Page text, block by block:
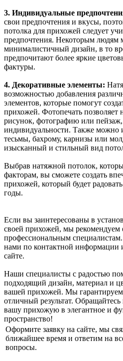
3. Индивидуальные
свои предпочтения и вкусы,
потолка для прихожей следует
предпочтения. Некоторым людям
минималистичный дизайн, в то
предпочитают более яркие
фактуры.
4. Декоративные элементы:
возможностью добавления
элементов, которые помогут
прихожей. Фотопечать позволяет
рисунок, фотографию или пейзаж,
индивидуальности. Также можно
тесьмы, бахрому, карнизы или
изысканный и стильный вид
Выбрав натяжной потолок,
факторам, вы сможете создать
прихожей, который будет
годы.
Если вы заинтересованы в
своей прихожей, мы рекомендуем
профессиональным
нами по контактной информации
сайте.
Наши специалисты с радостью
подходящий дизайн, материал и
вашей прихожей. Мы гарантируем
отличный результат.
вашу прихожую в элегантное и
пространство!
Оформите заявку на сайте, мы
ближайшее время и ответим на
вопросы.